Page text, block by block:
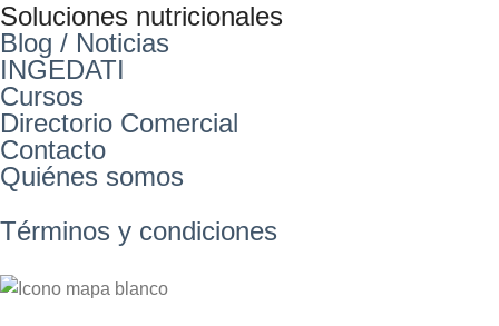
Soluciones nutricionales
Blog / Noticias
INGEDATI
Cursos
Directorio Comercial
Contacto
Quiénes somos
Términos y condiciones